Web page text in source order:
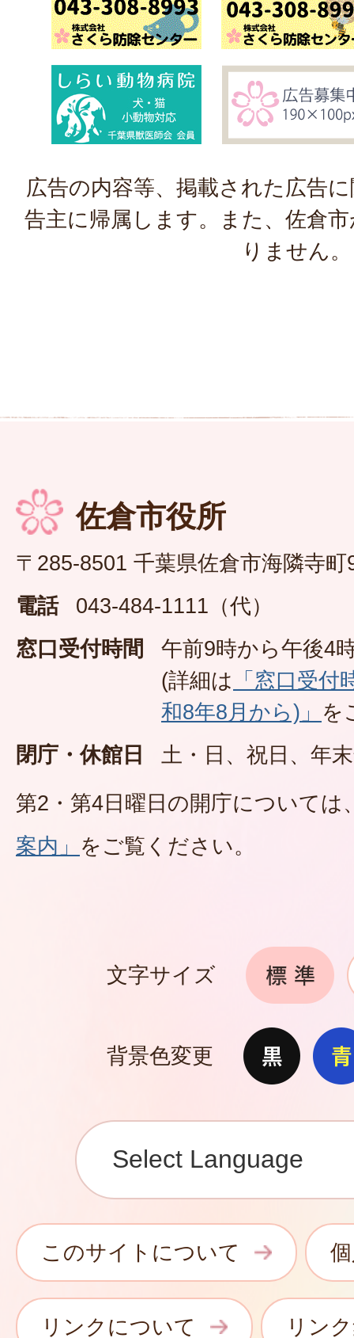
広告の内容等、掲載された広告
告主に帰属します。また、佐倉
りません。
佐倉市役所
〒285-8501 千葉県佐倉市海隣寺町
電話
043-484-1111（代）
窓口受付時間
午前9時から午後4
(詳細は 「窓口受
和8年8月から)」 を
閉庁・休館日
土・日、祝日、年
第2・第4日曜日の開庁については
案内」 をご覧ください。
文字サイズ
背景色変更
このサイトについて
リンクについて リン